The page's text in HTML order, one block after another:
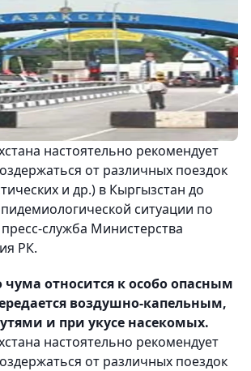
настоятельно рекомендует
от различных поездок
и др.) в Кыргызстан до
ситуации по
служба Министерства
РК.
относится к особо опасным
воздушно-капельным,
и при укусе насекомых.
настоятельно рекомендует
от различных поездок